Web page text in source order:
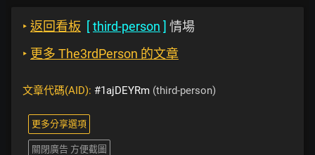
‣ 返回看板 [third-person ] 情場
‣ 更多 The3rdPerson 的文章
文章代碼(AID): #1ajDEYRm (third-person)
更多分享選項
關閉廣告 方便截圖